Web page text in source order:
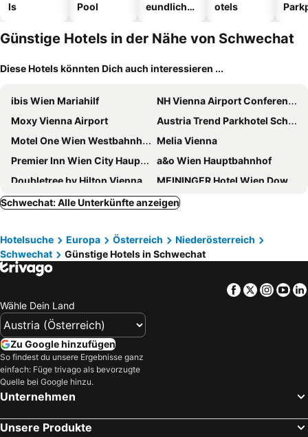
ls
Pool
eundliche
otels
Günstige Hotels in der Nähe von Schwechat
Diese Hotels könnten Dich auch interessieren ...
ibis Wien Mariahilf
NH Vienna Airport Conference Center
Moxy Vienna Airport
Austria Trend Parkhotel Schoenbrunn
Motel One Wien Westbahnhof
Melia Vienna
Premier Inn Wien City Hauptbahnhof
a&o Wien Hauptbahnhof
Doubletree by Hilton Vienna Schonbrunn
MEININGER Hotel Wien Downtown Franz
PLAZA INN Amedia Vienna
Hilton Vienna Waterfront
Hotel Zeitgeist Vienna Hauptbahnhof
Ibercity Wien Schonbrunn
MAXX by Steigenberger Vienna
ARCOTEL Wimberger Wien
Prizeotel Vienna-city
Jaz In The City Vienna
JUFA Hotel Wien City
Hotel Bellevue Wien
Austria Trend Schloss Wilhelminenberg Wien
Flemings Hotel Wien-Stadthalle
Hampton By Hilton Vienna City West
H+ Hotel Wien
Leonardo Hotel Vienna Schonbrunn
ibis budget Wien Messe
Schwechat: Alle Unterkünfte anzeigen
Hotelsuche Europa Österreich
Niederösterreich
Schwechat
Günstige Hotels in Schwechat
Facebook
Twitter
Wähle Dein Land
Zu Google hinzufügen
So findest du unsere Ergebnisse ganz
einfach: Füge trivago als bevorzugte
Quelle bei Google hinzu.
Unternehmen
Unsere Produkte